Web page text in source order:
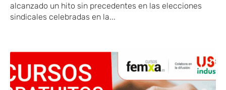
alcanzado un hito sin precedentes en las elecciones
sindicales celebradas en la...